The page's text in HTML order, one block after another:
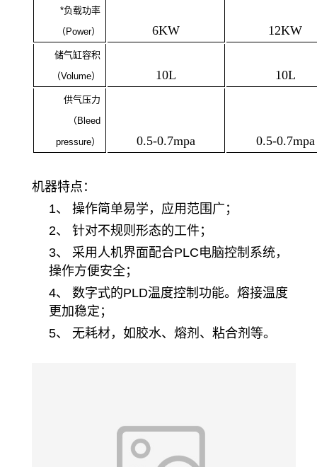
*负载功率
（ Power） 6KW 12KW
储气缸容积
（Volume） 10L 10L
供气压力
（ Bleed
pressure） 0.5-0.7mpa 0.5-0.7mpa
机器特点：
1、 操作简单易学，应用范围广；
2、 针对不规则形态的工件；
3、 采用人机界面配合PLC电脑控制系统，
操作方便安全；
4、 数字式的PLD温度控制功能。熔接温度
更加稳定；
5、 无耗材，如胶水、熔剂、粘合剂等。